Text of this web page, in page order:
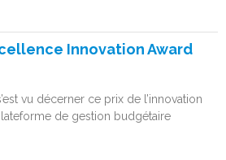
Innovation Award
vu décerner ce prix de l’innovation
de gestion budgétaire